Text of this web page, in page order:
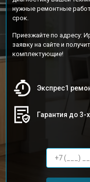
нужные ремонтные
срок.
Приезжайте по адресу:
заявку на сайте и
комплектующие!
Экспрес1
Гарантия до 3-